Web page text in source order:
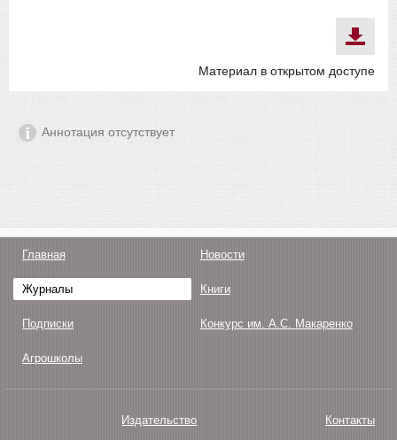
Материал в открытом доступе
Аннотация отсутствует
Главная Новости
Журналы Книги
Подписки Конкурс им. А.С. Макаренко
Агрошколы
Издательство Контакты